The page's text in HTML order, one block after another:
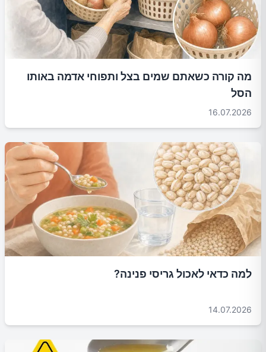
מה קורה כשאתם שמים בצל ותפוחי אדמה באותו
הסל
16.07.2026
למה כדאי לאכול גריסי פנינה?
14.07.2026